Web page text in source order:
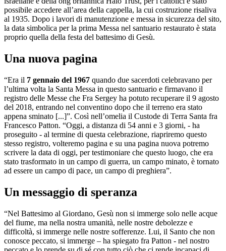
possibile accedere all’area della cappella, la cui costruzione risaliva
al 1935. Dopo i lavori di manutenzione e messa in sicurezza del sito,
la data simbolica per la prima Messa nel santuario restaurato è stata
proprio quella della festa del battesimo di Gesù.
Una nuova pagina
“Era il 7 gennaio del 1967 quando due sacerdoti celebravano per
l’ultima volta la Santa Messa in questo santuario e firmavano il
registro delle Messe che Fra Sergey ha potuto recuperare il 9 agosto
del 2018, entrando nel conventino dopo che il terreno era stato
appena sminato [...]”. Così nell’omelia il Custode di Terra Santa fra
Francesco Patton. “Oggi, a distanza di 54 anni e 3 giorni, - ha
proseguito - al termine di questa celebrazione, riapriremo questo
stesso registro, volteremo pagina e su una pagina nuova potremo
scrivere la data di oggi, per testimoniare che questo luogo, che era
stato trasformato in un campo di guerra, un campo minato, è tornato
ad essere un campo di pace, un campo di preghiera”.
Un messaggio di speranza
“Nel Battesimo al Giordano, Gesù non si immerge solo nelle acque
del fiume, ma nella nostra umanità, nelle nostre debolezze e
difficoltà, si immerge nelle nostre sofferenze. Lui, il Santo che non
conosce peccato, si immerge – ha spiegato fra Patton - nel nostro